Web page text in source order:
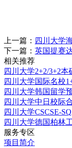
上一篇： 四川大学
下一篇： 英国提赛
相关推荐
四川大学2+2/3+2
四川大学国际名校
四川大学韩国留学
四川大学中日校际
四川大学CSCSE-
四川大学德国柏林
服务专区
项目简介